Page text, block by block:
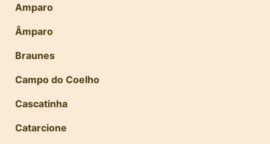
Amparo
Âmparo
Braunes
Campo do Coelho
Cascatinha
Catarcione